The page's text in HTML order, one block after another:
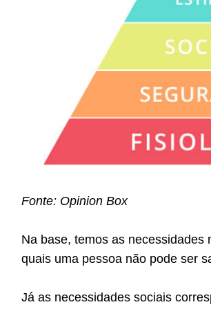
Fonte: Opinion Box
Na base, temos as
quais uma pessoa não pode ser
Já as necessidades sociais